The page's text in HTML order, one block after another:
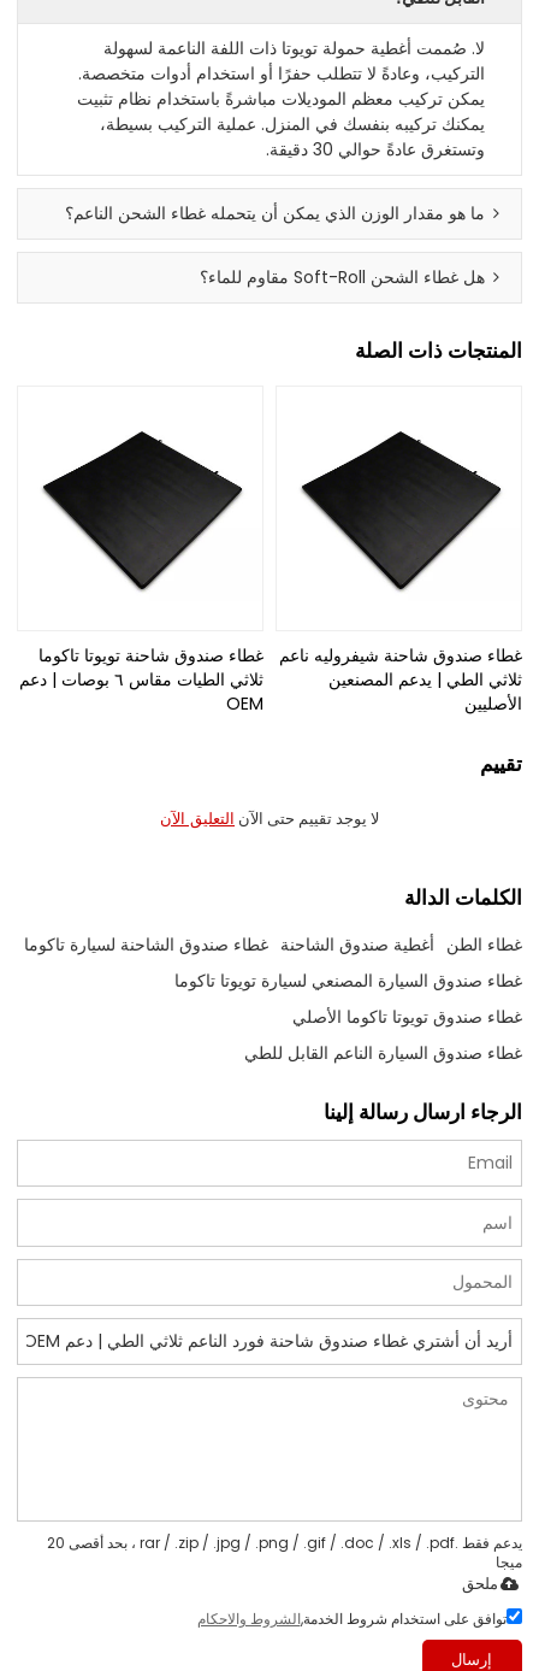
لا. صُممت أغطية حمولة تويوتا ذات اللفة الناعمة لسهولة
التركيب، وعادةً لا تتطلب حفرًا أو استخدام أدوات متخصصة.
يمكن تركيب معظم الموديلات مباشرةً باستخدام نظام تثبيت
يمكنك تركيبه بنفسك في المنزل. عملية التركيب بسيطة،
وتستغرق عادةً حوالي 30 دقيقة.
ما هو مقدار الوزن الذي يمكن أن يتحمله غطاء الشحن الناعم؟
هل غطاء الشحن Soft-Roll مقاوم للماء؟
المنتجات ذات الصلة
غطاء صندوق شاحنة شيفروليه ناعم
ثلاثي الطي | يدعم المصنعين
الأصليين
غطاء صندوق شاحنة تويوتا تاكوما
ثلاثي الطيات مقاس ٦ بوصات | دعم
OEM
تقييم
لا يوجد تقييم حتى الآن التعليق الآن
الكلمات الدالة
غطاء الطن أغطية صندوق الشاحنة غطاء صندوق الشاحنة لسيارة تاكوما
غطاء صندوق السيارة المصنعي لسيارة تويوتا تاكوما
غطاء صندوق تويوتا تاكوما الأصلي
غطاء صندوق السيارة الناعم القابل للطي
الرجاء ارسال رسالة إلينا
يدعم فقط .rar / .zip / .jpg / .png / .gif / .doc / .xls / .pdf ، بحد أقصى 20
ميجا
ملحق
توافق على استخدام شروط الخدمة,الشروط والاحكام
إرسال